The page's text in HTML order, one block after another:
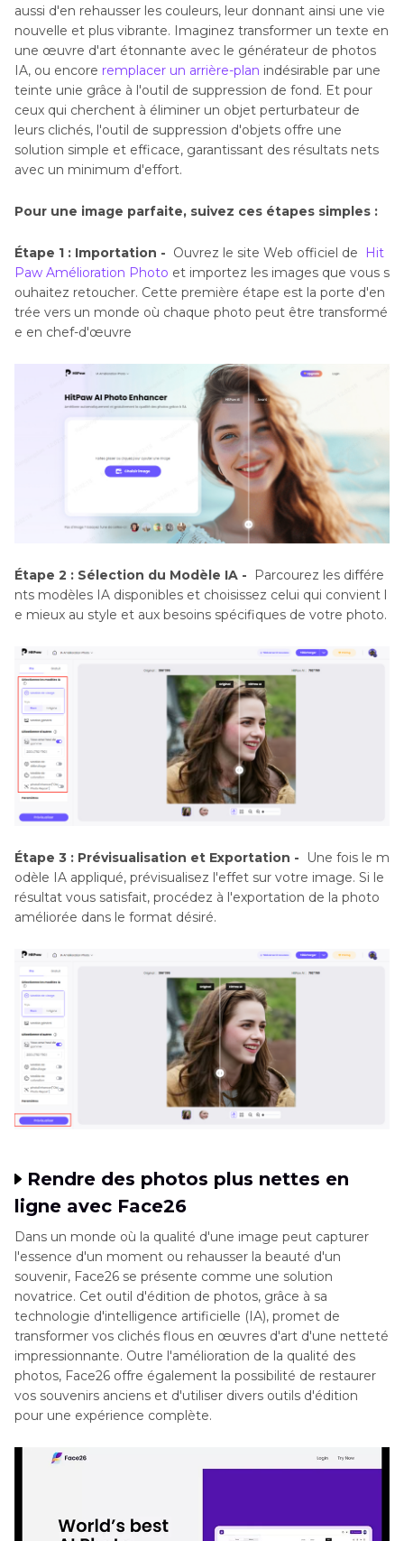
aussi d'en rehausser les couleurs, leur donnant ainsi une vie
nouvelle et plus vibrante. Imaginez transformer un texte en
une œuvre d'art étonnante avec le générateur de photos
IA, ou encore remplacer un arrière-plan indésirable par une
teinte unie grâce à l'outil de suppression de fond. Et pour
ceux qui cherchent à éliminer un objet perturbateur de
leurs clichés, l'outil de suppression d'objets offre une
solution simple et efficace, garantissant des résultats nets
avec un minimum d'effort.
Pour une image parfaite, suivez ces étapes simples :
Étape 1 : Importation - Ouvrez le site Web officiel de
Hit
Paw Amélioration Photo et importez les images que vous s
ouhaitez retoucher. Cette première étape est la porte d'en
trée vers un monde où chaque photo peut être transformé
e en chef-d'œuvre
Étape 2 : Sélection du Modèle IA -
Parcourez les différe
nts modèles IA disponibles et choisissez celui qui convient l
e mieux au style et aux besoins spécifiques de votre photo.
Étape 3 : Prévisualisation et Exportation -
Une fois le m
odèle IA appliqué, prévisualisez l'effet sur votre image. Si le
résultat vous satisfait, procédez à l'exportation de la photo
améliorée dans le format désiré.
Rendre des photos plus nettes en
ligne avec Face26
Dans un monde où la qualité d'une image peut capturer
l'essence d'un moment ou rehausser la beauté d'un
souvenir, Face26 se présente comme une solution
novatrice. Cet outil d'édition de photos, grâce à sa
technologie d'intelligence artificielle (IA), promet de
transformer vos clichés flous en œuvres d'art d'une netteté
impressionnante. Outre l'amélioration de la qualité des
photos, Face26 offre également la possibilité de restaurer
vos souvenirs anciens et d'utiliser divers outils d'édition
pour une expérience complète.